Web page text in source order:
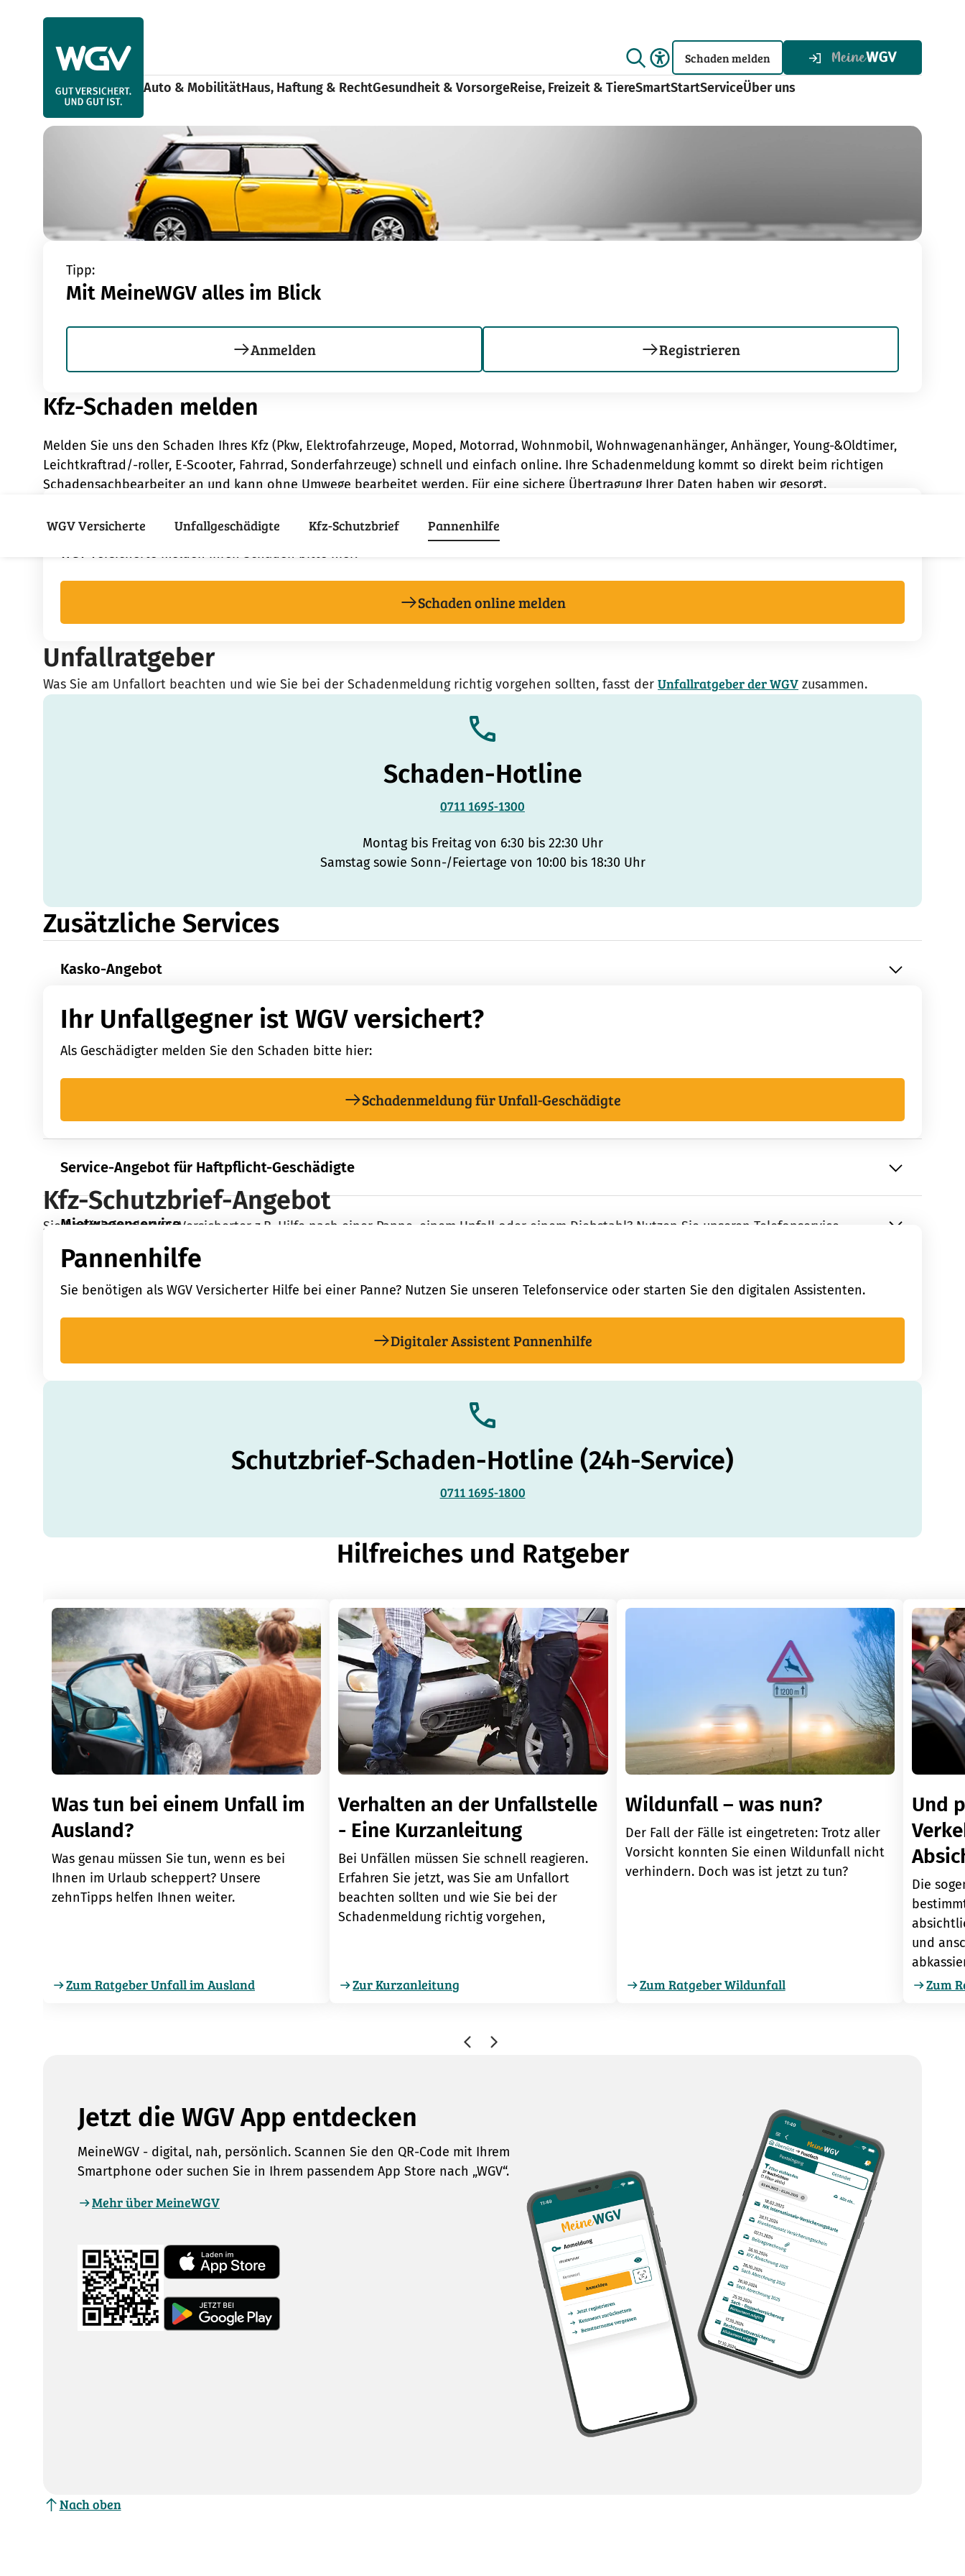
Schaden melden
Auto & MobilitätHaus, Haftung & RechtGesundheit & VorsorgeReise, Freizeit & TiereSmartStartServiceÜber uns
Schaden melden Kfz
Tipp:
Mit MeineWGV alles im Blick
Anmelden Registrieren
Kfz-Schaden melden
Melden Sie uns den Schaden Ihres Kfz (Pkw, Elektrofahrzeuge, Moped, Motorrad, Wohnmobil, Wohnwagenanhänger, Anhänger, Young-&Oldtimer,
Leichtkraftrad/-roller, E-Scooter, Fahrrad, Sonderfahrzeuge) schnell und einfach online. Ihre Schadenmeldung kommt so direkt beim richtigen
Schadensachbearbeiter an und kann ohne Umwege bearbeitet werden. Für eine sichere Übertragung Ihrer Daten haben wir gesorgt.
WGV Versicherte Unfallgeschädigte Kfz-Schutzbrief Pannenhilfe
Schadenmeldung für WGV Versicherte
WGV Versicherte melden ihren Schaden bitte hier:
Schaden online melden
Unfallratgeber
Was Sie am Unfallort beachten und wie Sie bei der Schadenmeldung richtig vorgehen sollten, fasst der Unfallratgeber der WGV zusammen.
Schaden-Hotline
0711 1695-1300
Montag bis Freitag von 6:30 bis 22:30 Uhr
Samstag sowie Sonn-/Feiertage von 10:00 bis 18:30 Uhr
Zusätzliche Services
Kasko-Angebot
Glas-Angebot
Ihr Unfallgegner ist WGV versichert?
Als Geschädigter melden Sie den Schaden bitte hier:
Schadenmeldung für Unfall-Geschädigte
Service-Angebot für Haftpflicht-Geschädigte
Mietwagenservice
Kfz-Schutzbrief-Angebot
Sie benötigen als WGV Versicherter z.B. Hilfe nach einer Panne, einem Unfall oder einem Diebstahl? Nutzen Sie unseren Telefonservice.
Schutzbrief-Angebot
Pannenhilfe
Sie benötigen als WGV Versicherter Hilfe bei einer Panne? Nutzen Sie unseren Telefonservice oder starten Sie den digitalen Assistenten.
Digitaler Assistent Pannenhilfe
Schutzbrief-Schaden-Hotline (24h-Service)
0711 1695-1800
Hilfreiches und Ratgeber
Was tun bei einem Unfall im
Ausland?
Was genau müssen Sie tun, wenn es bei
Ihnen im Urlaub scheppert? Unsere
zehnTipps helfen Ihnen weiter.
Zum Ratgeber Unfall im Ausland
Verhalten an der Unfallstelle
- Eine Kurzanleitung
Bei Unfällen müssen Sie schnell reagieren.
Erfahren Sie jetzt, was Sie am Unfallort
beachten sollten und wie Sie bei der
Schadenmeldung richtig vorgehen,
Zur Kurzanleitung
Wildunfall – was nun?
Der Fall der Fälle ist eingetreten: Trotz aller
Vorsicht konnten Sie einen Wildunfall nicht
verhindern. Doch was ist jetzt zu tun?
Zum Ratgeber Wildunfall
Und
Die
und
Zum
Jetzt die WGV App entdecken
MeineWGV - digital, nah, persönlich. Scannen Sie den QR-Code mit Ihrem
Smartphone oder suchen Sie in Ihrem passendem App Store nach „WGV“.
Mehr über MeineWGV
Nach oben